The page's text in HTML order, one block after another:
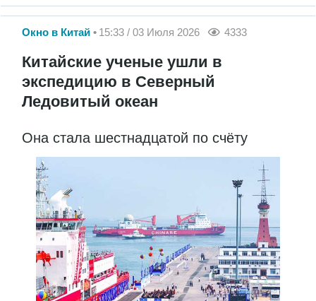
Окно в Китай 15:33 / 03 Июля 2026 4333
Китайские ученые ушли в
экспедицию в Северный
Ледовитый океан
Она стала шестнадцатой по счёту